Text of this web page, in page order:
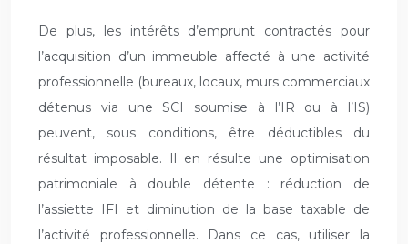
De plus, les intérêts d’emprunt contractés pour
l’acquisition d’un immeuble affecté à une activité
professionnelle (bureaux, locaux, murs commerciaux
détenus via une SCI soumise à l’IR ou à l’IS)
peuvent, sous conditions, être déductibles du
résultat imposable. Il en résulte une optimisation
patrimoniale à double détente : réduction de
l’assiette IFI et diminution de la base taxable de
l’activité professionnelle. Dans ce cas, utiliser la